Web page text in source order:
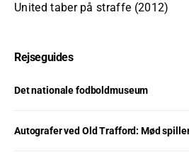
United taber på straffe (2012)
Rejseguides
Det nationale fodboldmuseum
Autografer ved Old Trafford: Mød